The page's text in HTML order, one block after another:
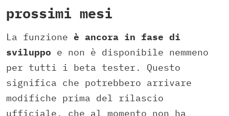
prossimi mesi
La funzione è ancora in fase di
sviluppo e non è disponibile nemmeno
per tutti i beta tester. Questo
significa che potrebbero arrivare
modifiche prima del rilascio
ufficiale, che al momento non ha